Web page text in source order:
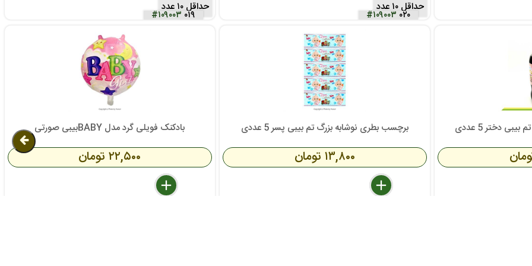
حداقل ۱۰ عدد
#۱۰۹۰۰۳ ۰۱۹
حداقل ۱۰ عدد
#۱۰۹۰۰۳ ۰۲۰
بادکنک فویلی گرد مدل BABYبیبی صورتی
۲۲,۵۰۰ تومان
delete
remove
add
برچسب بطری نوشابه بزرگ تم بیبی پسر 5 عددی
۱۳,۸۰۰ تومان
delete
remove
add
دختر 5 عددی